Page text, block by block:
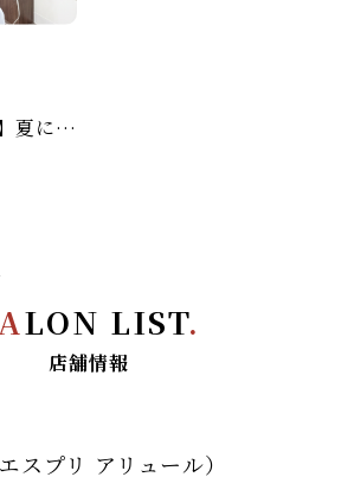
【透明感爆上がり】夏に絶対外さない！大人可愛い「ミディアムレイヤー×マットブラウン」のヘアカタログ🌿✨
ALON LIST.
店舗情報
プリ アリュール）